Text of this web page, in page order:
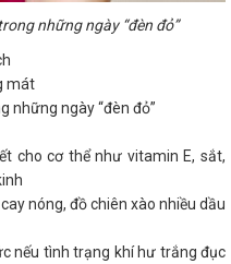
những ngày “đèn đỏ”
mát
những ngày “đèn đỏ”
cho cơ thể như vitamin E, sắt,
nóng, đồ chiên xào nhiều dầu
nếu tình trạng khí hư trắng đục